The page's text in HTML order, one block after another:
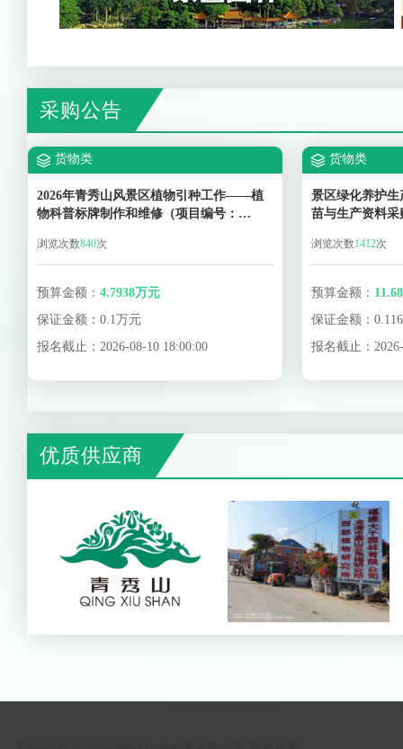
2025QYBY-ZHB-
2025QYBY-ZHB-
2024QXS-LYB-
2024YBY-YRB-
2024QXS-YJZX-
2024QYBY-
采购公告
货物类
2026年青秀山风景区植物引种工作——植
物科普标牌制作和维修（项目编号：
浏览次数840次
预算金额： 4.7938万元
保证金额： 0.1万元
报名截止： 2026-08-10 18:00:00
货物类
景区绿化养护
苗与生产资料
半年生产资料
工作） （项目
WL04）竞价采
浏览次数1412次
预算金额：
保证金额：
报名截止：
优质供应商